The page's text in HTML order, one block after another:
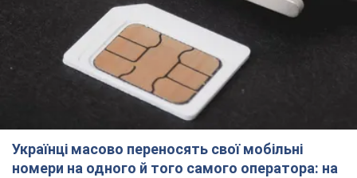
Українці масово переносять свої мобільні
номери на одного й того самого оператора: на